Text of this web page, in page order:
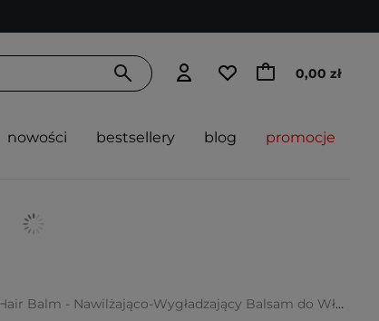
0,00 zł
nowości bestsellery blog promocje
- Nawilżająco-Wygładzający Balsam do Włosów - 100ml